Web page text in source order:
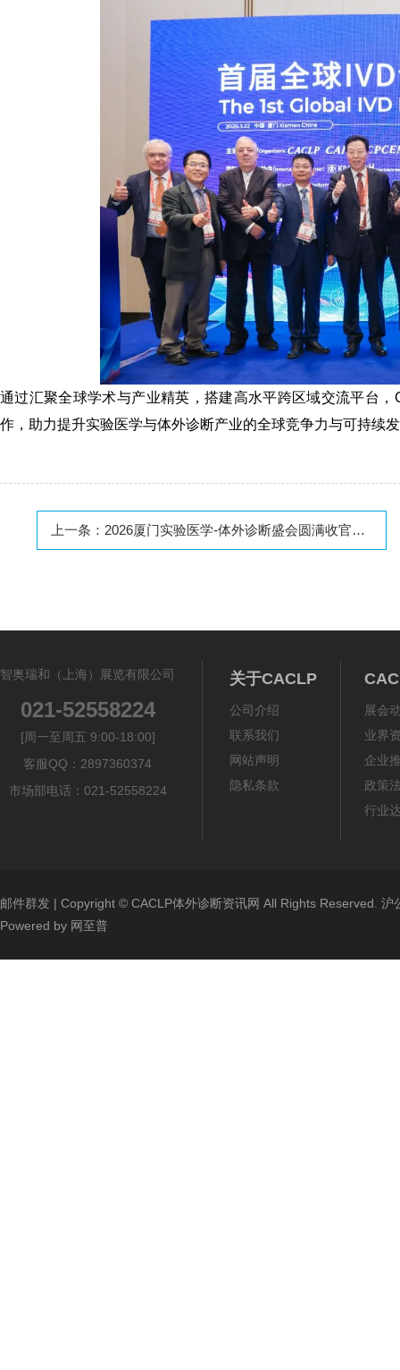
通过汇聚全球学术与产业精英，搭建高水平跨区域交流平台
作，助力提升实验医学与体外诊断产业的全球竞争力与可持续
上一条： 2026厦门实验医学-体外诊断盛会圆满收官，2027南京不见不散！
智奥瑞和（上海）展览有限公司
021-52558224
[周一至周五 9:00-18:00]
客服QQ：2897360374
市场部电话：021-52558224
关于CACLP
公司介绍
联系我们
网站声明
隐私条款
展会
业界
企业
政策
行业
邮件群发 | Copyright © CACLP体外诊断资讯网 All Rights Reserved. 沪
Powered by 网至普